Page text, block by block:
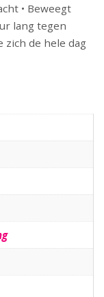
• Beweegt
lang tegen
zich de hele dag